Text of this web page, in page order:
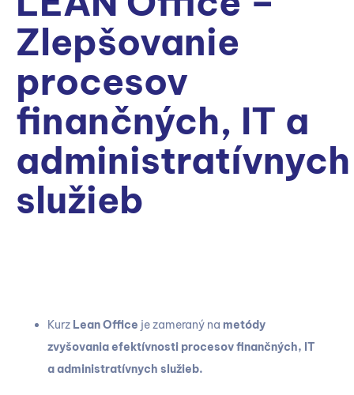
Zlepšovanie
procesov
finančných, IT a
administratívnych
služieb
Kurz Lean Office je zameraný na metódy
zvyšovania efektívnosti procesov finančných, IT
a administratívnych služieb.